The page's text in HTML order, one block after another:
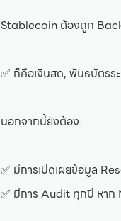
Stablecoin ต้องถูก
✅ ก็คือเงินสด, พันธบัตรร
นอกจากนี้ยังต้อง:
✅ มีการเปิดเผยข้อมูล
✅ มีการ Audit ทุกปี หาก